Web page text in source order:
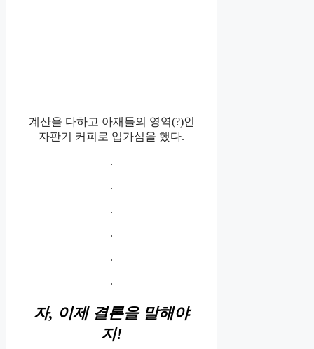
계산을 다하고 아재들의 영역(?)인
자판기 커피로 입가심을 했다.
.
.
.
.
.
.
자, 이제 결론을 말해야
지!